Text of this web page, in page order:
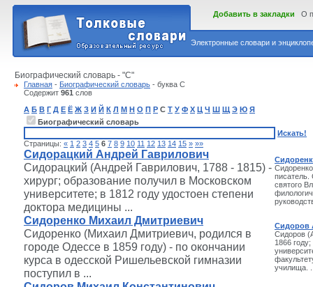
Электронные словари и
Добавить в закладки О
Биографический словарь - "С"
Главная - Биографический словарь - буква С
Содержит 961 слов
А Б В Г Д Е Ё Ж З И Й К Л М Н О П Р С Т У Ф Х Ц Ч Ш Щ Э Ю Я
Биографический словарь
Искать!
Страницы: « 1 2 3 4 5 6 7 8 9 10 11 12 13 14 15 » »»
Сидорацкий Андрей Гаврилович
Сидорацкий (Андрей Гаврилович, 1788 - 1815) -
хирург; образование получил в Московском
университете; в 1812 году удостоен степени
доктора медицины ...
писатель.
святого
Сидоренко Михаил Дмитриевич
Сидоренко (Михаил Дмитриевич, родился в
городе Одессе в 1859 году) - по окончании
курса в одесской Ришельевской гимназии
поступил в ...
Сидоров
Сидоров
1866
училища.